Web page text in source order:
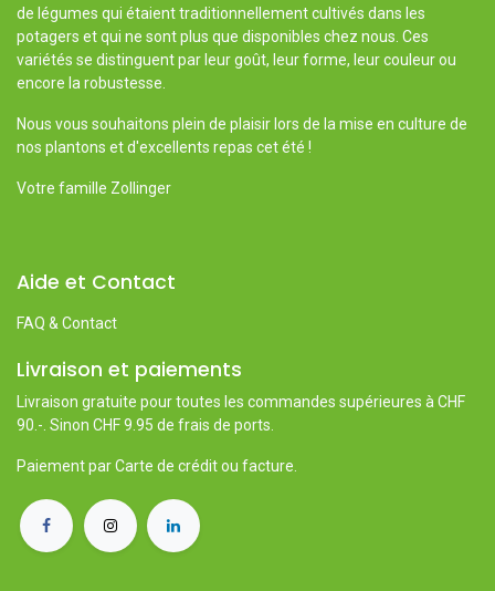
de légumes qui étaient traditionnellement cultivés dans les
potagers et qui ne sont plus que disponibles chez nous. Ces
variétés se distinguent par leur goût, leur forme, leur couleur ou
encore la robustesse.
Nous vous souhaitons plein de plaisir lors de la mise en culture de
nos plantons et d'excellents repas cet été !
Votre famille Zollinger
Aide et Contact
FAQ & Contact
Livraison et paiements
Livraison gratuite pour toutes les commandes supérieures à CHF
90.-. Sinon CHF 9.95 de frais de ports.
Paiement par Carte de crédit ou facture.